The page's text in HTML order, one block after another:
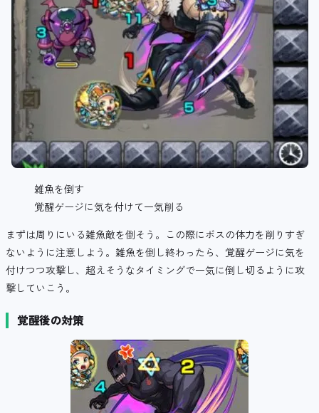
雑魚を倒す
覚醒ゲージに気を付けて一気削る
まずは周りにいる雑魚敵を倒そう。この際にボスの体力を削りすぎ
ないように注意しよう。雑魚を倒し終わったら、覚醒ゲージに気を
付けつつ攻撃し、超えそうなタイミングで一気に倒し切るように攻
撃していこう。
覚醒後の対策